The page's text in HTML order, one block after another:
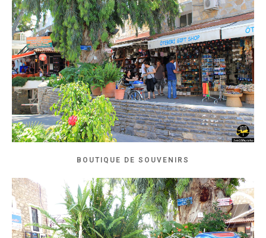
BOUTIQUE DE SOUVENIRS